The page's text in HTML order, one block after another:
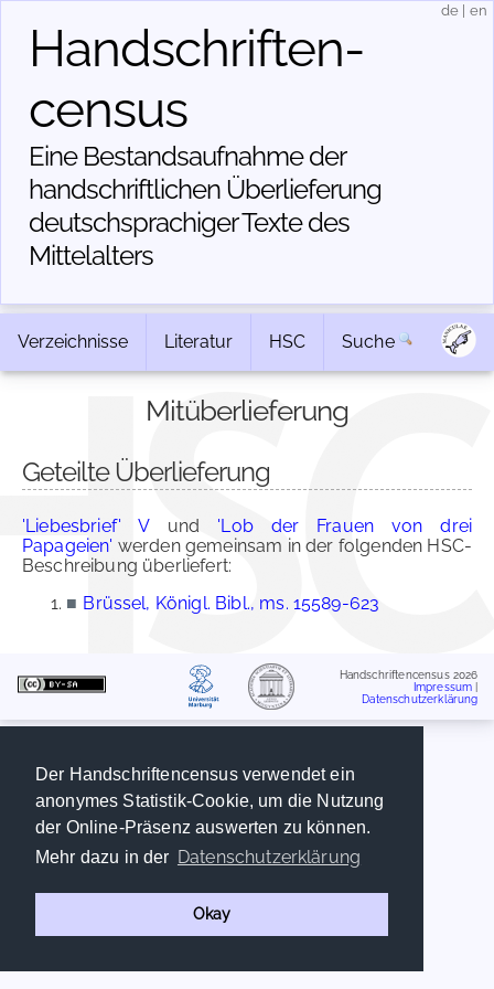
Der Handschriftencensus verwendet ein
anonymes Statistik-Cookie, um die Nutzung
der Online-Präsenz auswerten zu können.
Mehr dazu in der Datenschutzerklärung
Okay
Handschriften­
census
Eine Bestandsaufnahme der
handschriftlichen Über­lieferung
deutschsprachiger Texte des
Mittelalters
de en
Verzeichnisse Literatur HSC Suche
Mitüberlieferung
Geteilte Überlieferung
'Liebesbrief' V und 'Lob der Frauen von drei
Papageien' werden gemeinsam in der folgenden HSC-
Beschreibung überliefert:
■ Brüssel, Königl. Bibl., ms. 15589-623
Handschriftencensus 2026
Impressum
Datenschutzerklärung